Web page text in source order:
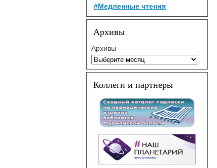
#Медленные чтения
Архивы
Архивы
Коллеги и партнеры